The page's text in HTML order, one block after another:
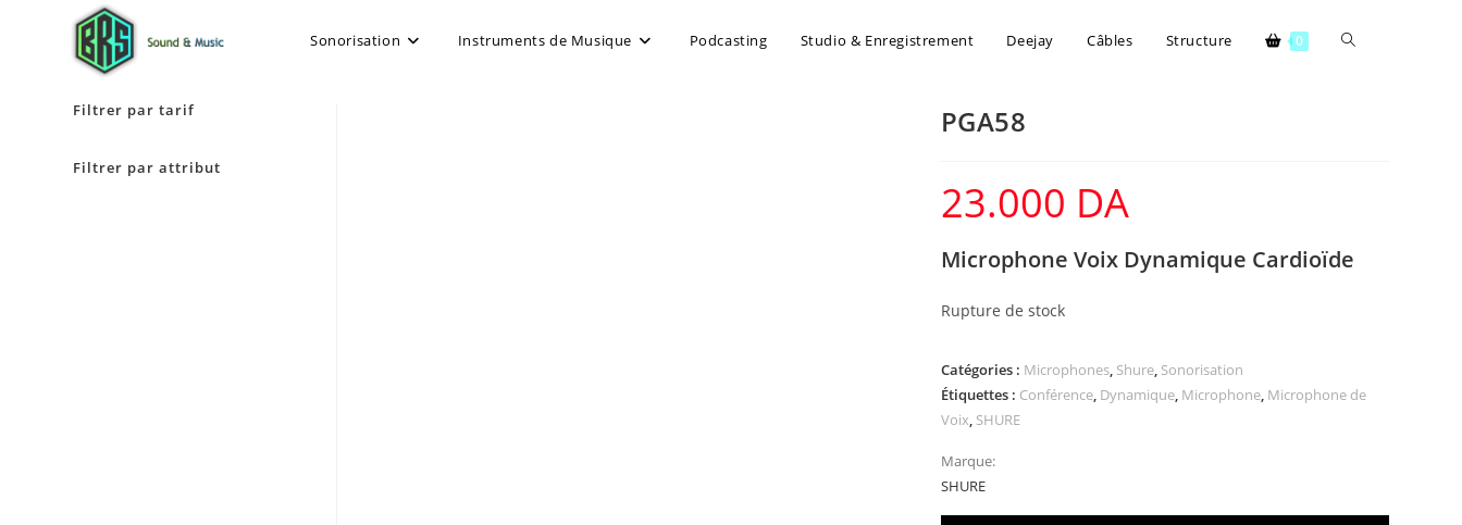
Sonorisation Instruments de Musique Podcasting Studio & Enregistrement Deejay Câbles Structure 0
PGA58
23.000 DA
Microphone Voix Dynamique Cardioïde
Rupture de stock
Catégories : Microphones, Shure, Sonorisation
Étiquettes : Conférence, Dynamique, Microphone, Microphone de
Voix, SHURE
Marque:
SHURE
Filtrer par tarif
Filtrer par attribut